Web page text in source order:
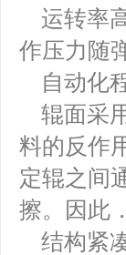
运转率
作压力随
自动化
辊面采
料的反作
定辊之间
擦。因此
结构紧